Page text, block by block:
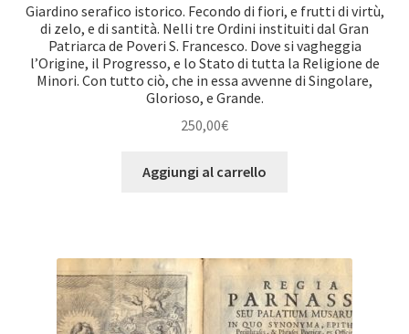
Giardino serafico istorico. Fecondo di fiori, e frutti di virtù,
di zelo, e di santità. Nelli tre Ordini instituiti dal Gran
Patriarca de Poveri S. Francesco. Dove si vagheggia
l’Origine, il Progresso, e lo Stato di tutta la Religione de
Minori. Con tutto ciò, che in essa avvenne di Singolare,
Glorioso, e Grande.
250,00€
Aggiungi al carrello